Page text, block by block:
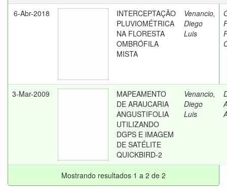
6-Abr-2018
INTERCEPTAÇÃO
PLUVIOMÉTRICA
NA FLORESTA
OMBRÓFILA
MISTA
Venancio,
Diego
Luis
3-Mar-2009
MAPEAMENTO
DE ARAUCARIA
ANGUSTIFOLIA
UTILIZANDO
DGPS E IMAGEM
DE SATÉLITE
QUICKBIRD-2
Venancio,
Diego
Luis
Mostrando resultados 1 a 2 de 2